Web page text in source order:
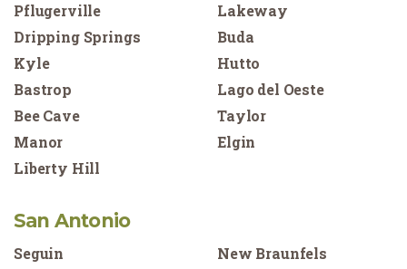
Pflugerville
Lakeway
Dripping Springs
Buda
Kyle
Hutto
Bastrop
Lago del Oeste
Bee Cave
Taylor
Manor
Elgin
Liberty Hill
San Antonio
Seguin
New Braunfels